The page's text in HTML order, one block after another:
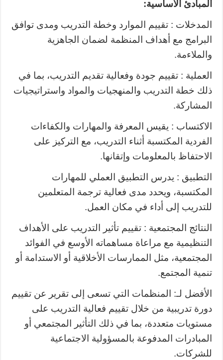
المبادئ الأساسية:
المدخلات : تقييم الموارد وخطة التدريب ومدى توافق
البرامج مع أهداف المنظمة لضمان الجاهزية
والملاءمة.
العملية : تقييم جودة وفعالية تقديم التدريب، بما في
ذلك خطة التدريب والمنهجيات والمواد واستراتيجيات
المشاركة.
الاكتساب : يقيس المعرفة والمهارات والكفاءات
الفردية المكتسبة أثناء التدريب، مع التركيز على
الاحتفاظ بالمعلومات وإتقانها.
التطبيق : يدرس التطبيق العملي للمهارات
المكتسبة، ويحدد مدى فعالية ترجمة المتعلمين
للتدريب إلى أداء في مكان العمل.
النتائج المجتمعية : تقييم تأثير التدريب على الأهداف
التنظيمية مع مراعاة مساهماته الأوسع في الفوائد
المجتمعية، مثل الممارسات الأخلاقية أو الاستدامة أو
تنمية المجتمع.
الأفضل لـ: المنظمات التي تسعى إلى تقرير عن تقييم
دورة تدريبية من خلال تقييم فعالية التدريب على
مستويات متعددة، بما في ذلك التأثير المجتمعي أو
المبادرات المدفوعة بالمسؤولية الاجتماعية
للشركات.